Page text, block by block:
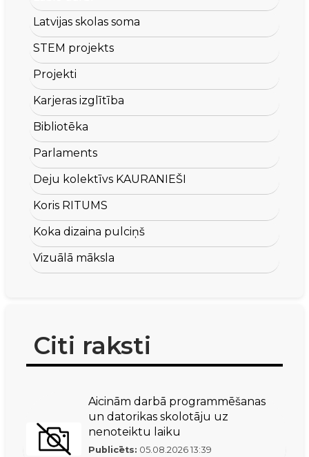
Latvijas skolas soma
STEM projekts
Projekti
Karjeras izglītība
Bibliotēka
Parlaments
Deju kolektīvs KAURANIEŠI
Koris RITUMS
Koka dizaina pulciņš
Vizuālā māksla
Citi raksti
Aicinām darbā programmēšanas
un datorikas skolotāju uz
nenoteiktu laiku
Publicēts: 05.08.2026 13:39